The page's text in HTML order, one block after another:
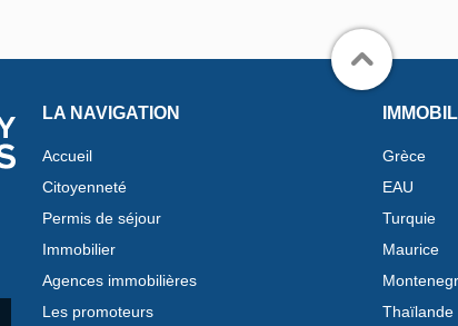
LA NAVIGATION
Accueil
Citoyenneté
Permis de séjour
Immobilier
Agences immobilières
Les promoteurs
Grèce
EAU
Turquie
Maurice
Thaïlande